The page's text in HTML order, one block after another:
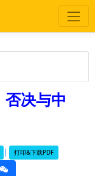
否决与中
| 打印&下载PDF
weixin